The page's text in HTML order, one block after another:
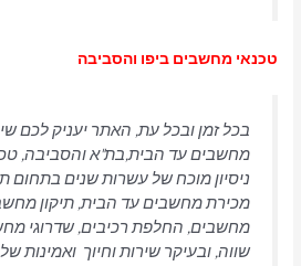
טכנאי מחשבים ביפו והסביבה
בכל זמן ובכל עת, האתר יעניק לכם
מחשבים עד הבית,בת"א והסביבה,
ניסיון מוכח של עשרות שנים בתחום
מכירת מחשבים עד הבית, תיקון מחשב
מחשבים, החלפת רכיבים, שדרוגי
שווה, ובעיקר שירות וחיוך ואמינות